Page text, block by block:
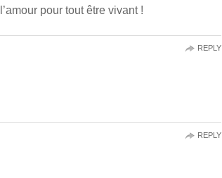
pour tout être vivant !
REPLY
REPLY